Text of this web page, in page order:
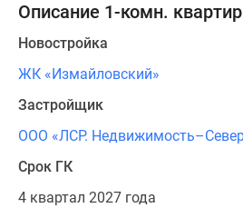
Описание 1-комн.
Новостройка
ЖК «Измайловский»
Застройщик
ООО «ЛСР.
Срок ГК
4 квартал 2027 года